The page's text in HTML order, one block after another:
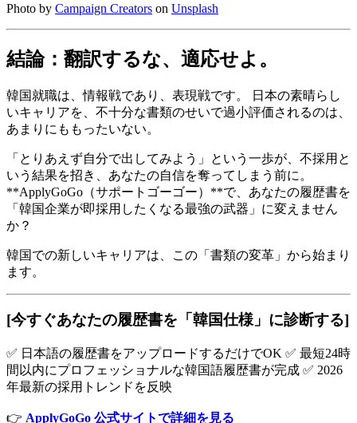
Photo by Campaign Creators on Unsplash
結論：翻訳するな、適応せよ。
韓国就職は、情報戦であり、表現戦です。 日本の素晴らし
いキャリアを、不十分な書類のせいで過小評価されるのは、
あまりにももったいない。
「とりあえず自分で出してみよう」という一歩が、不採用と
いう結果を招き、あなたの自信を奪ってしまう前に。 ​
**ApplyGoGo（サポートゴーゴー）**で、あなたの履歴書を
「韓国企業が即採用したくなる最強の武器」に変えません
か？
韓国での新しいキャリアは、この「書類の変革」から始まり
ます。
[今すぐあなたの履歴書を「韓国仕様」に診断する]
✅ 日本語の履歴書をアップロードするだけでOK ✅ 最短24時
間以内にプロフェッショナルな韓国語履歴書が完成 ✅ 2026
年最新の採用トレンドを反映
👉 ApplyGoGo 公式サイトで詳細を見る